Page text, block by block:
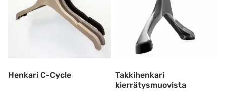
Henkari C-Cycle
Takkihenkari
kierrätysmuovista